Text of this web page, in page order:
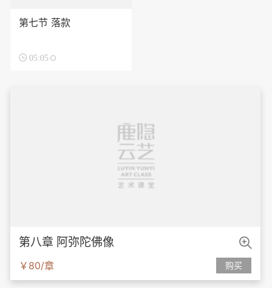
第七节 落款
 05:05
第八章 阿弥陀佛像
￥80/章 购买
